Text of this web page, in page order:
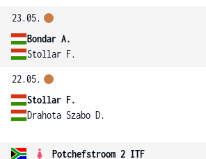
23.05.
Bondar A.
Stollar F.
22.05.
Stollar F.
Drahota Szabo D.
Potchefstroom 2 ITF